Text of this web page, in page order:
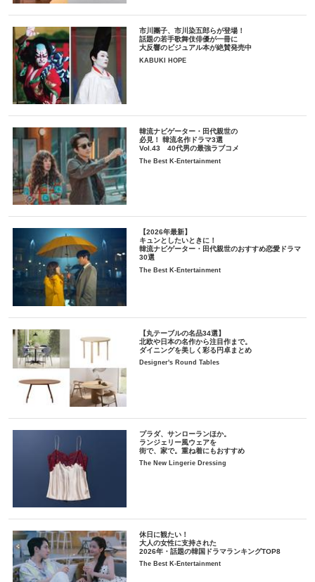
市川團子、市川染五郎らが登場！
話題の若手歌舞伎俳優が一冊に
大反響のビジュアル本が絶賛発売中
KABUKI HOPE
韓流ナビゲーター・田代親世の
必見！ 韓流名作ドラマ3選
Vol.43 40代男の最強ラブコメ
The Best K-Entertainment
【2026年最新】
キュンとしたいときに！
韓流ナビゲーター・田代親世のおすすめ恋愛ドラマ
30選
The Best K-Entertainment
【丸テーブルの名品34選】
北欧や日本の名作から注目作まで。
ダイニングを美しく彩る円卓まとめ
Designer's Round Tables
プラダ、サンローランほか。
ランジェリー風ウェアを
街で、家で。重ね着にもおすすめ
The New Lingerie Dressing
休日に観たい！
大人の女性に支持された
2026年・話題の韓国ドラマランキングTOP8
The Best K-Entertainment